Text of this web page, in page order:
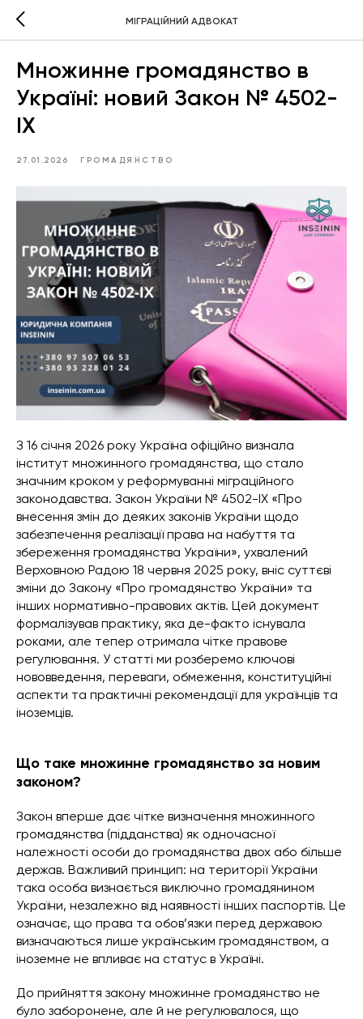
МІГРАЦІЙНИЙ АДВОКАТ
Множинне громадянство в
Україні: новий Закон № 4502-
IX
27.01.2026 ГРОМАДЯНСТВО
З 16 січня 2026 року Україна офіційно визнала
інститут множинного громадянства, що стало
значним кроком у реформуванні міграційного
законодавства. Закон України № 4502-IX «Про
внесення змін до деяких законів України щодо
забезпечення реалізації права на набуття та
збереження громадянства України», ухвалений
Верховною Радою 18 червня 2025 року, вніс суттєві
зміни до Закону «Про громадянство України» та
інших нормативно-правових актів. Цей документ
формалізував практику, яка де-факто існувала
роками, але тепер отримала чітке правове
регулювання. У статті ми розберемо ключові
нововведення, переваги, обмеження, конституційні
аспекти та практичні рекомендації для українців та
іноземців.
Що таке множинне громадянство за новим
законом?
Закон вперше дає чітке визначення множинного
громадянства (підданства) як одночасної
належності особи до громадянства двох або більше
держав. Важливий принцип: на території України
така особа визнається виключно громадянином
України, незалежно від наявності інших паспортів. Це
означає, що права та обов’язки перед державою
визначаються лише українським громадянством, а
іноземне не впливає на статус в Україні.
До прийняття закону множинне громадянство не
було заборонене, але й не регулювалося, що